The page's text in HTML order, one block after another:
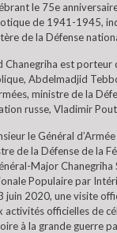
le 75e
de 1941-1945,
de la Défense
Chanegriha est porteur
Abdelmadjid
ministre de la
russe, Vladimir
le Général
de la Défense de la
Major Chanegriha
Populaire par
juin 2020, une visite
activités officielles de
à la grande guerre